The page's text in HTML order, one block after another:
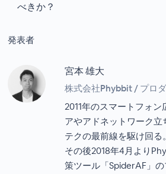
べきか？
発表者
宮本 雄大
株式会社Phybbit / プロ
2011年のスマートフォ
アやアドネットワーク立
テクの最前線を駆け回る。
その後2018年4月より
策ツール「SpiderAF」